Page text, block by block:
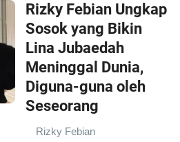
Rizky Febian Ungkap
Sosok yang Bikin
Lina Jubaedah
Meninggal Dunia,
Diguna-guna oleh
Seseorang
Rizky Febian